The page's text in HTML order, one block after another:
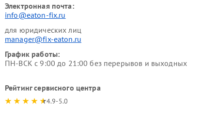
Электронная почта:
info@eaton-fix.ru
для юридических лиц
manager@fix-eaton.ru
График работы:
ПН-ВСК с 9:00 до 21:00 без перерывов и выходных
Рейтинг сервисного центра
4.9-5.0